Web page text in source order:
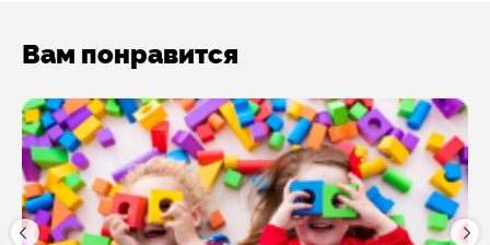
Вам понравится